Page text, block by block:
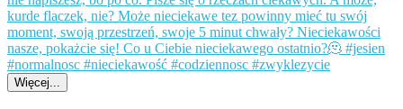
Więcej...